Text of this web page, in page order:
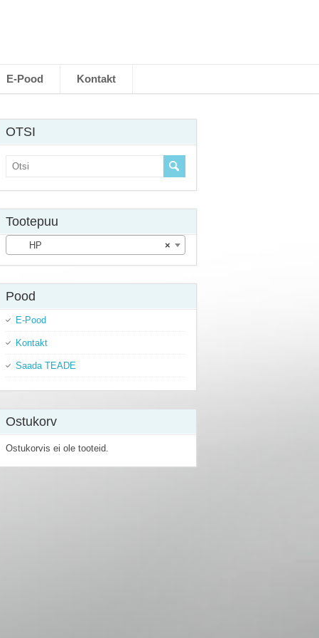
E-Pood Kontakt
OTSI
Tootepuu
×
HP
Pood
E-Pood
Kontakt
Saada TEADE
Ostukorv
Ostukorvis ei ole tooteid.